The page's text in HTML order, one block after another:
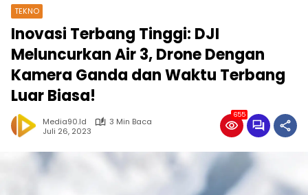
TEKNO
Inovasi Terbang Tinggi: DJI
Meluncurkan Air 3, Drone Dengan
Kamera Ganda dan Waktu Terbang
Luar Biasa!
Media90.id
3 Min Baca
Juli 26, 2023
655